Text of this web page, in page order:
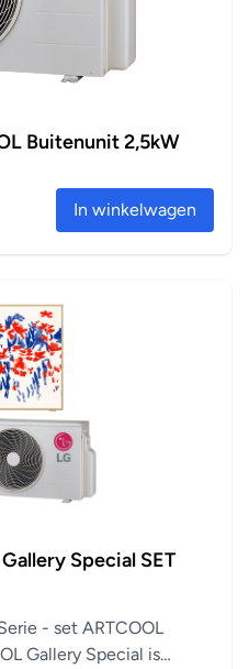
Buitenunit 2,5kW
In winkelwagen
Special SET
- set ARTCOOL
Gallery Special is